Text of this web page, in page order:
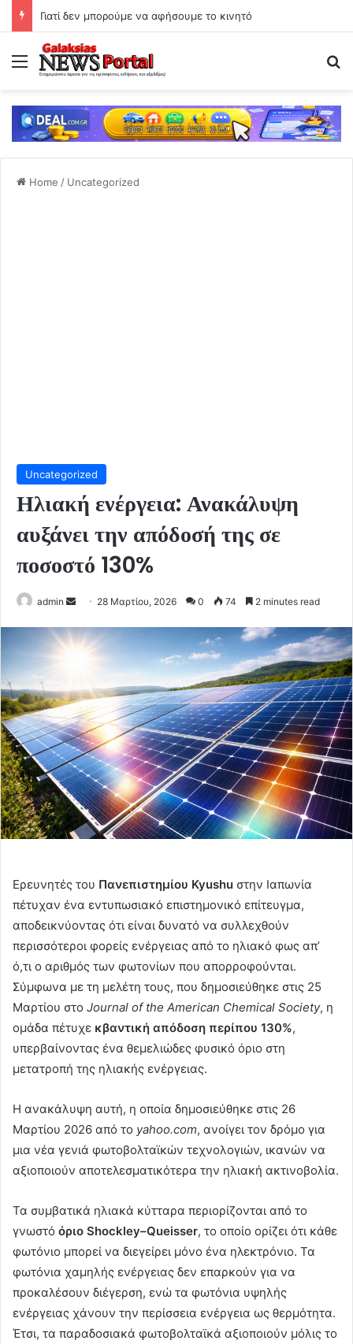
Γιατί δεν μπορούμε να αφήσουμε το κινητό
Menu
Home / Uncategorized
Uncategorized
Ηλιακή ενέργεια: Ανακάλυψη
αυξάνει την απόδοσή της σε
ποσοστό 130%
admin
Send
email
28 Μαρτίου, 2026 0 74 2 minutes read
Ερευνητές του Πανεπιστημίου Kyushu στην Ιαπωνία
πέτυχαν ένα εντυπωσιακό επιστημονικό επίτευγμα,
αποδεικνύοντας ότι είναι δυνατό να συλλεχθούν
περισσότεροι φορείς ενέργειας από το ηλιακό φως απ’
ό,τι ο αριθμός των φωτονίων που απορροφούνται.
Σύμφωνα με τη μελέτη τους, που δημοσιεύθηκε στις 25
Μαρτίου στο Journal of the American Chemical Society, η
ομάδα πέτυχε κβαντική απόδοση περίπου 130%,
υπερβαίνοντας ένα θεμελιώδες φυσικό όριο στη
μετατροπή της ηλιακής ενέργειας.
Η ανακάλυψη αυτή, η οποία δημοσιεύθηκε στις 26
Μαρτίου 2026 από το yahoo.com, ανοίγει τον δρόμο για
μια νέα γενιά φωτοβολταϊκών τεχνολογιών, ικανών να
αξιοποιούν αποτελεσματικότερα την ηλιακή ακτινοβολία.
Τα συμβατικά ηλιακά κύτταρα περιορίζονται από το
γνωστό όριο Shockley–Queisser, το οποίο ορίζει ότι κάθε
φωτόνιο μπορεί να διεγείρει μόνο ένα ηλεκτρόνιο. Τα
φωτόνια χαμηλής ενέργειας δεν επαρκούν για να
προκαλέσουν διέγερση, ενώ τα φωτόνια υψηλής
ενέργειας χάνουν την περίσσεια ενέργεια ως θερμότητα.
Έτσι, τα παραδοσιακά φωτοβολταϊκά αξιοποιούν μόλις το